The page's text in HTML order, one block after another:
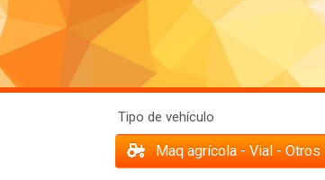
Tipo de vehículo
Maq agrícola - Vial - Otros